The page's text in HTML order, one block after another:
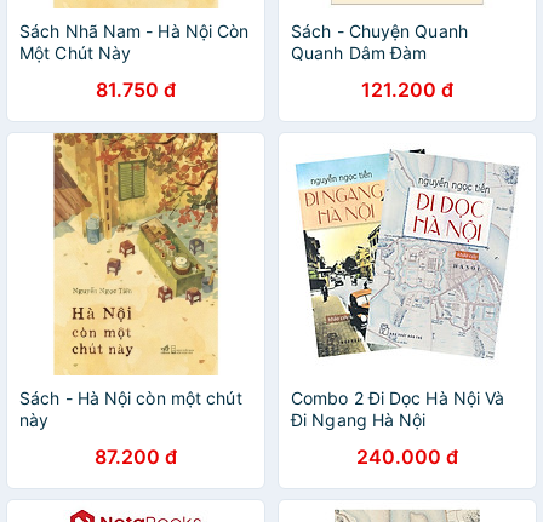
Sách Nhã Nam - Hà Nội Còn
Một Chút Này
81.750 đ
Sách - Chuyện Quanh
Quanh Dâm Đàm
121.200 đ
Sách - Hà Nội còn một chút
này
87.200 đ
Combo 2 Đi Dọc Hà Nội Và
Đi Ngang Hà Nội
240.000 đ